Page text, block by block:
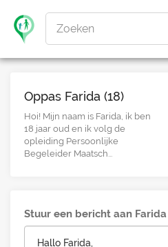
Zoeken
Oppas Farida (18)
Hoi! Mijn naam is Farida, ik ben
18 jaar oud en ik volg de
opleiding Persoonlijke
Begeleider Maatsch...
Stuur een bericht aan Farida